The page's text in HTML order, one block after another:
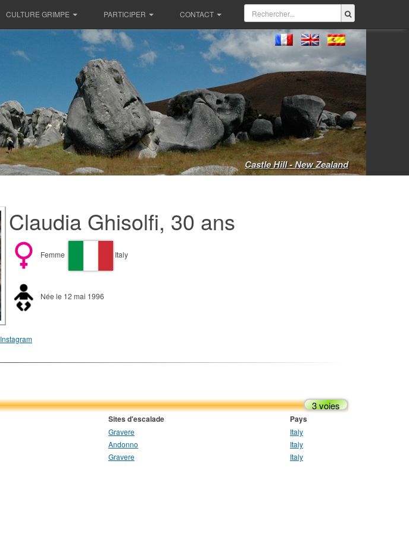
CULTURE GRIMPE PARTICIPER CONTACT
Castle Hill - New Zealand
Claudia Ghisolfi, 30 ans
Femme Italy
Née le 12 mai 1996
Instagram
3 voies
Sites d'escalade Pays
Gravere
Italy
Andonno
Italy
Gravere Italy